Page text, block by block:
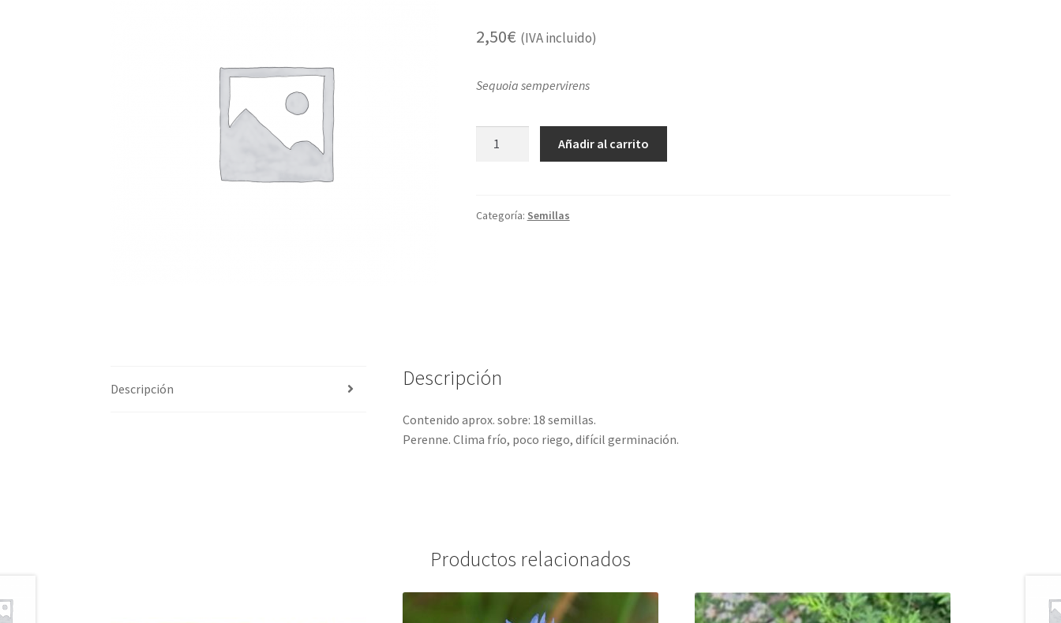
2,50€ (IVA incluido)
Sequoia sempervirens
Añadir al carrito
Categoría: Semillas
Descripción Descripción
Contenido aprox. sobre: 18 semillas.
Perenne. Clima frío, poco riego, difícil germinación.
Productos relacionados